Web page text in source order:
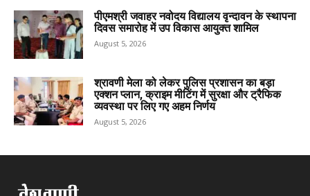
पीएमश्री जवाहर नवोदय विद्यालय वृन्दावन के स्थापना
दिवस समारोह में उप विकास आयुक्त शामिल
August 5, 2026
श्रावणी मेला को लेकर पुलिस प्रशासन का बड़ा
एक्शन प्लान, क्राइम मीटिंग में सुरक्षा और ट्रैफिक
व्यवस्था पर लिए गए अहम निर्णय
August 5, 2026